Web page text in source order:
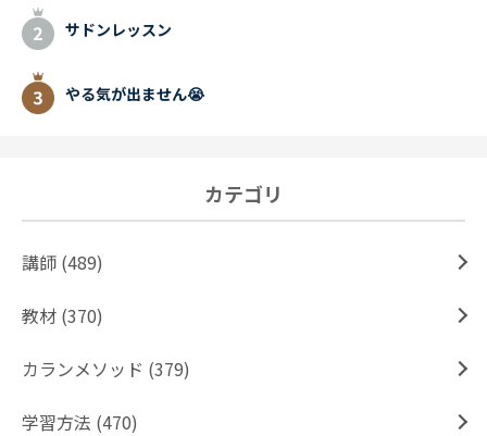
サドンレッスン
やる気が出ません😭
カテゴリ
講師 (489)
教材 (370)
カランメソッド (379)
学習方法 (470)